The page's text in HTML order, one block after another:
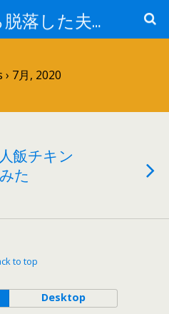
出世競争から脱落した夫と妻の日常
7月, 2020
飯チキン
た
to top
Desktop